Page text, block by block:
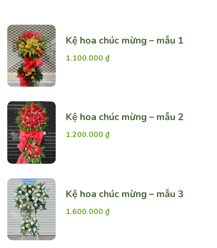
Kệ hoa chúc mừng – mẫu 1
1.100.000 ₫
Kệ hoa chúc mừng – mẫu 2
1.200.000 ₫
Kệ hoa chúc mừng – mẫu 3
1.600.000 ₫